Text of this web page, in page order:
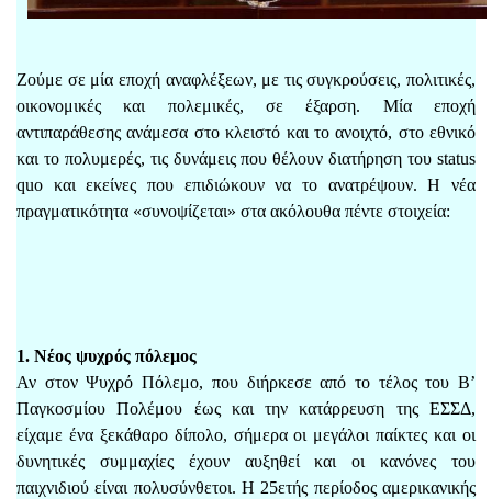
Ζούμε σε μία εποχή αναφλέξεων, με τις συγκρούσεις, πολιτικές,
οικονομικές και πολεμικές, σε έξαρση. Μία εποχή
αντιπαράθεσης ανάμεσα στο κλειστό και το ανοιχτό, στο εθνικό
και το πολυμερές, τις δυνάμεις που θέλουν διατήρηση του status
quo και εκείνες που επιδιώκουν να το ανατρέψουν. Η νέα
πραγματικότητα «συνοψίζεται» στα ακόλουθα πέντε στοιχεία:
1. Νέος ψυχρός πόλεμος
Αν στον Ψυχρό Πόλεμο, που διήρκεσε από το τέλος του Β’
Παγκοσμίου Πολέμου έως και την κατάρρευση της ΕΣΣΔ,
είχαμε ένα ξεκάθαρο δίπολο, σήμερα οι μεγάλοι παίκτες και οι
δυνητικές συμμαχίες έχουν αυξηθεί και οι κανόνες του
παιχνιδιού είναι πολυσύνθετοι. Η 25ετής περίοδος αμερικανικής